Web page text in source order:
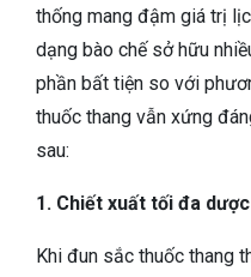
thống mang đậm giá trị
dạng bào chế sở hữu
phần bất tiện so với
thuốc thang vẫn xứng
sau:
1. Chiết xuất tối đa
Khi đun sắc thuốc thang